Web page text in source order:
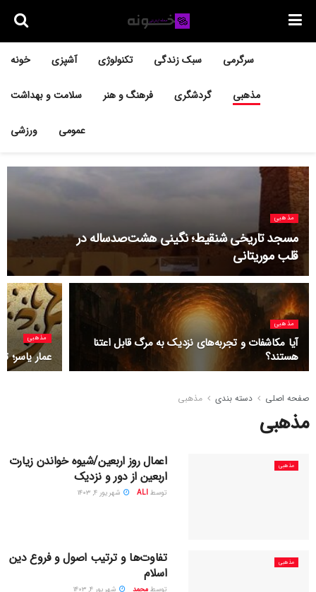
خونه آشپزی تکنولوژی سبک زندگی سرگرمی
سلامت و بهداشت فرهنگ و هنر گردشگری مذهبی
ورزشی عمومی
مذهبی
مسجد تاریخی شنقیط؛ نگینی هشت‌صدساله در
قلب موریتانی
مذهبی
آیا مکاشفات و تجربه‌های نزدیک به مرگ قابل اعتنا
هستند؟
مذهبی
عمار یاسر؛
صفحه اصلی دسته بندی مذهبی
مذهبی
مذهبی
اعمال روز اربعین/شیوه خواندن زیارت
اربعین از دور و نزدیک
توسط ALI شهریور ۴, ۱۴۰۳
مذهبی
تفاوت‌ها و ترتیب اصول و فروع دین
اسلام
توسط محمد شهریور ۴, ۱۴۰۳